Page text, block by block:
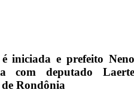
iniciada e prefeito Neno
com deputado Laerte
Rondônia